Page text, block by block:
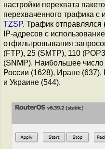
настройки перехвата
перехваченного трафика с
TZSP. Трафик отправлялся
IP-адресов с
отфильтровывания
(FTP), 25 (SMTP), 110
(SNMP). Наибольшее
России (1628), Иране
и Украине (544).